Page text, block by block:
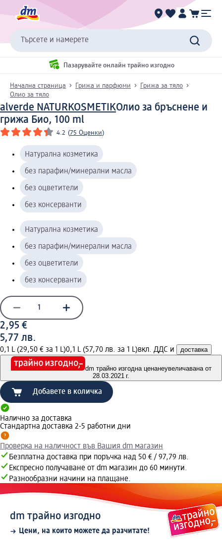
Търсете и намерете
Пазарувайте онлайн трайно изгодно
Начална страница Грижа и парфюми
Грижа за тяло
Олио за тяло
alverde NATURKOSMETIKОлио за бръснене и
грижа Био, 100 ml
4.2 (75 Оценки)
Натурална козметика
без парафин/минерални масла
без оцветители
без консерванти
Натурална козметика
без парафин/минерални масла
без оцветители
без консерванти
2,95 €
5,77 лв.
0,1 L (29,50 € за 1 L)0,1 L (57,70 лв. за 1 L)вкл. ДДС и доставка
dm трайно изгодна ценанеувеличавана от
28.03.2021 г.
Добавете в количка
Налично за доставка
Стандартна доставка 2-5 работни дни
Проверка на наличност във Вашия dm магазин
Безплатна доставка при поръчка над 50 € / 97,79 лв.
Експресно получаване от dm магазин до 60 минути.
Разнообразни начини на плащане.
dm трайно изгодно
Цени, на които можете да разчитате!